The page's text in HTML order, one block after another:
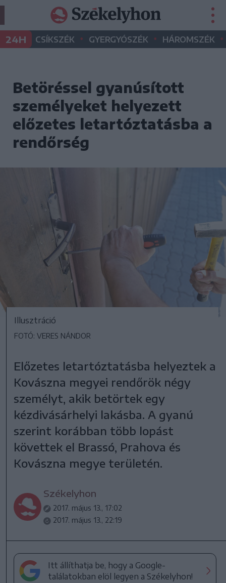
24H CSÍKSZÉK • GYERGYÓSZÉK • HÁROMSZÉK •
Betöréssel gyanúsított
személyeket helyezett
előzetes letartóztatásba a
rendőrség
Illusztráció
FOTÓ: VERES NÁNDOR
Előzetes letartóztatásba helyeztek a
Kovászna megyei rendőrök négy
személyt, akik betörtek egy
kézdivásárhelyi lakásba. A gyanú
szerint korábban több lopást
követtek el Brassó, Prahova és
Kovászna megye területén.
Székelyhon
2017. május 13., 17:02
2017. május 13., 22:19
Itt állíthatja be, hogy a Google-
találatokban elöl legyen a Székelyhon!